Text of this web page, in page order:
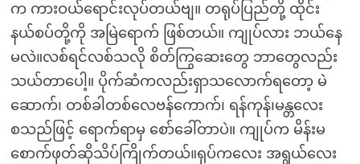
က ကားဝယ်ရောင်းလုပ်တယ်ဗျ။ တရုပ်ပြည်တို့ ထိုင်း
နယ်စပ်တို့ကို အမြဲရောက် ဖြစ်တယ်။ ကျုပ်လား ဘယ်နေ
မလဲ။လစ်ရင်လစ်သလို စိတ်ကြွဆေးတွေ ဘာတွေလည်း
သယ်တာပေါ့။ ပိုက်ဆံကလည်းရှာသလောက်ရတော့ မဲ
ဆောက်၊ တစ်ခါတစ်လေဗန်ကောက်၊ ရန်ကုန်၊မန္တလေး
စသည်ဖြင့် ရောက်ရာမှ စော်ခေါ်တာပဲ။ ကျုပ်က မိန်းမ
စောက်ဖုတ်ဆိုသိပ်ကြိုက်တယ်။ရုပ်ကလေး အရွယ်လေး